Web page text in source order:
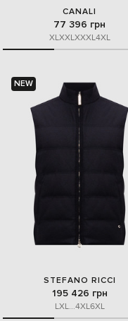
CANALI
77 396 грн
XLXXLXXXL4XL
NEW
STEFANO RICCI
195 426 грн
LXL...4XL6XL